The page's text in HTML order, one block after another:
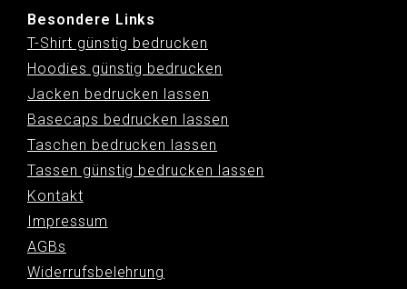
Besondere Links
T-Shirt günstig bedrucken
Hoodies günstig bedrucken
Jacken bedrucken lassen
Basecaps bedrucken lassen
Taschen bedrucken lassen
Tassen günstig bedrucken lassen
Kontakt
Impressum
AGBs
Widerrufsbelehrung